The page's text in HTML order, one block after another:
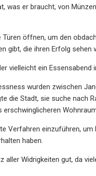
was er braucht, von
öffnen, um den
gibt, die ihren Erfolg sehen
vielleicht ein Essensabend
wurden zwischen
die Stadt, sie suche nach
Verfahren einzuführen,
haben.
Widrigkeiten gut, da